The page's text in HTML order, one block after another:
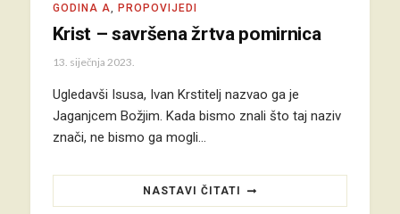
GODINA A PROPOVIJEDI
Krist – savršena žrtva pomirnica
13. siječnja 2023.
Ugledavši Isusa, Ivan Krstitelj nazvao ga je
Jaganjcem Božjim. Kada bismo znali što taj naziv
znači, ne bismo ga mogli…
NASTAVI ČITATI